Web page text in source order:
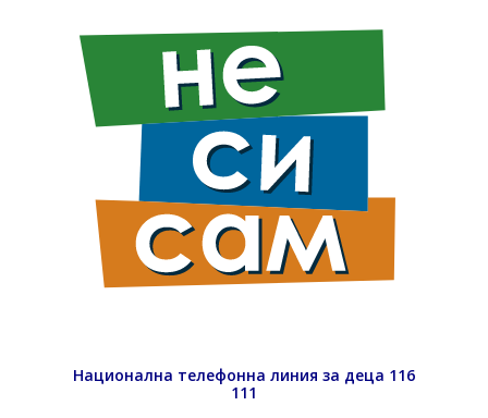
Национална телефонна линия за деца 116
111